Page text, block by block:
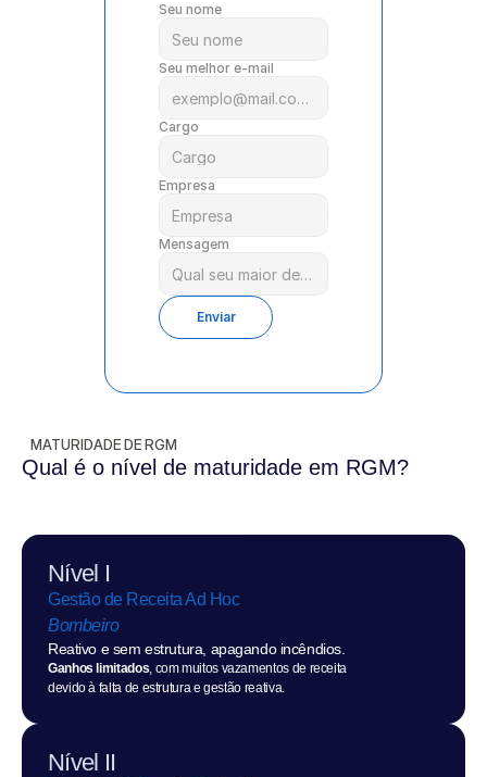
Seu nome
Seu melhor e-mail
Cargo
Empresa
Mensagem
Enviar
MATURIDADE DE RGM
Qual é o nível de maturidade em RGM?
Nível I
Gestão de Receita Ad Hoc
Bombeiro
Reativo e sem estrutura, apagando incêndios.
Ganhos limitados, com muitos vazamentos de receita
devido à falta de estrutura e gestão reativa.
Nível II